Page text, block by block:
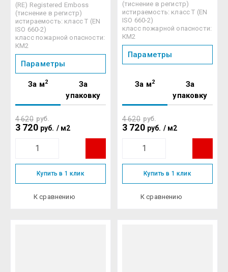
(RE) Registered Emboss
(тиснение в регистр)
истираемость: класс Т (EN
ISO 660-2)
класс пожарной опасности:
КМ2
Параметры
За м2
За
упаковку
4 620 руб.
3 720 руб. / м2
Купить в 1 клик
К сравнению
(тиснение в регистр)
истираемость: класс Т (EN
ISO 660-2)
класс пожарной опасности:
КМ2
Параметры
За м2
За
упаковку
4 620 руб.
3 720 руб. / м2
Купить в 1 клик
К сравнению